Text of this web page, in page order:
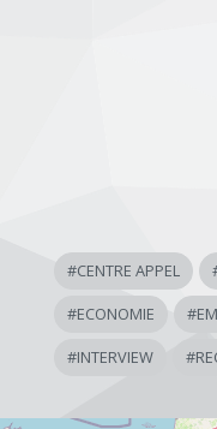
#CENTRE APPEL
#ECONOMIE #
#INTERVIEW #